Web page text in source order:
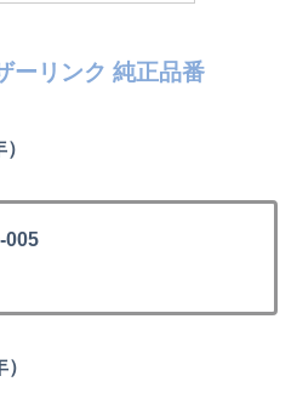
ーリンク 純正品番
005